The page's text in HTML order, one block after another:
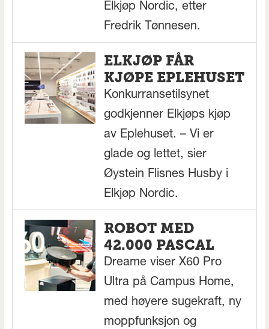
Elkjøp Nordic, etter
Fredrik Tønnesen.
ELKJØP FÅR
KJØPE EPLEHUSET
Konkurransetilsynet
godkjenner Elkjøps kjøp
av Eplehuset. – Vi er
glade og lettet, sier
Øystein Flisnes Husby i
Elkjøp Nordic.
ROBOT MED
42.000 PASCAL
Dreame viser X60 Pro
Ultra på Campus Home,
med høyere sugekraft, ny
moppfunksjon og